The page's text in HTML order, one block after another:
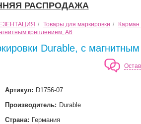
РАСПРОДАЖА
/ Товары для маркировки / Карман
креплением, A6
Durable, с
Артикул: D1756-07
Производитель: Durable
Страна: Германия